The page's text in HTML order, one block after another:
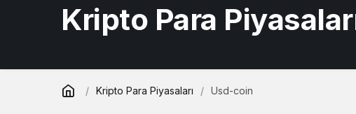
Kripto Para
Kripto Para Piyasaları Usd-coin